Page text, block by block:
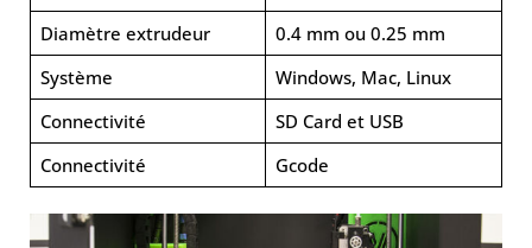
Diamètre extrudeur
0.4 mm ou 0.25 mm
Système
Windows, Mac, Linux
Connectivité
SD Card et USB
Connectivité
Gcode